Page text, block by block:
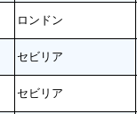
ロンドン
セビリア
セビリア